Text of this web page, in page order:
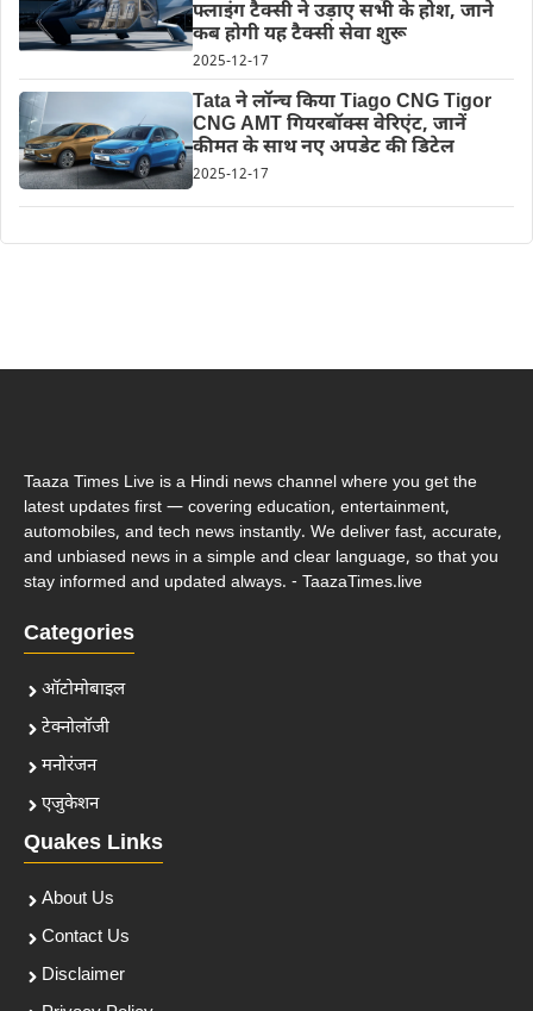
फ्लाइंग टैक्सी ने उड़ाए सभी के होश, जाने
कब होगी यह टैक्सी सेवा शुरू
2025-12-17
Tata ने लॉन्च किया Tiago CNG Tigor
CNG AMT गियरबॉक्स वेरिएंट, जानें
कीमत के साथ नए अपडेट की डिटेल
2025-12-17
Taaza Times Live is a Hindi news channel where you get the
latest updates first — covering education, entertainment,
automobiles, and tech news instantly. We deliver fast, accurate,
and unbiased news in a simple and clear language, so that you
stay informed and updated always. - TaazaTimes.live
Categories
ऑटोमोबाइल
टेक्नोलॉजी
मनोरंजन
एजुकेशन
Quakes Links
About Us
Contact Us
Disclaimer